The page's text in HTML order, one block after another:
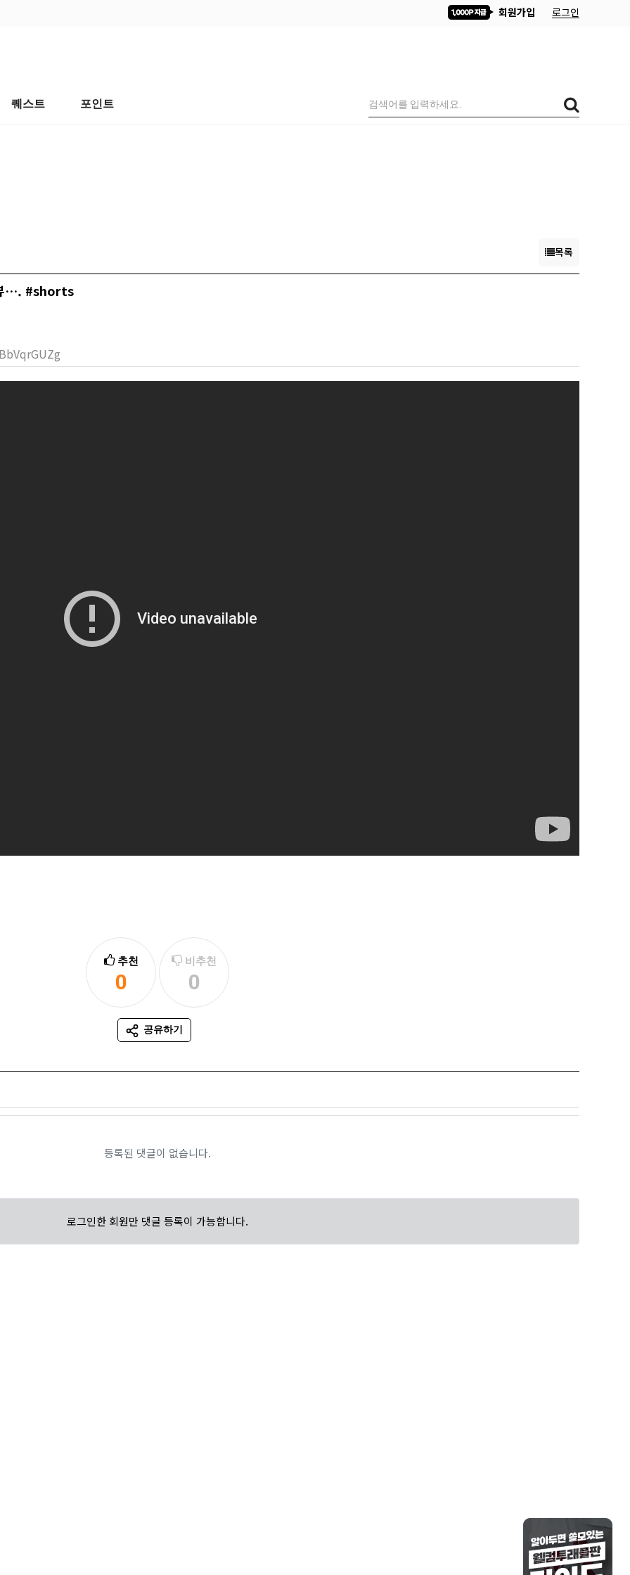
회원가입 로그인
퀘스트 포인트
목록
뷰…. #shorts
추천
0
추천
비추천
0
비추천
공유하기
SNS 공유
등록된 댓글이 없습니다.
로그인한 회원만 댓글 등록이 가능합니다.